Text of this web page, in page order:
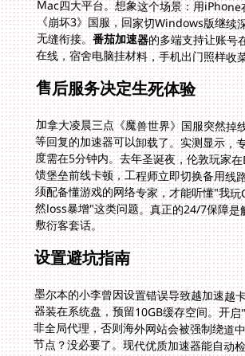
无缝衔接。番茄加速器的多端支持让账号
在线，宿舍电脑挂材料，手机出门照样收
售后服务决定生死体验
加拿大凌晨三点《魔兽世界》国服突然掉
等回复的加速器可以卸载了。实测显示，
度需在5分钟内。去年圣诞夜，伦敦玩
馈堡垒前线卡顿，工程师立即切换备用线
须配备懂游戏的网络专家，才能听懂"我玩
然loss暴增"这类问题。真正的24/7保障
敷衍客套话。
设置避坑指南
墨尔本的小李曾因设置错误导致越加速越
器装在系统盘，预留10GB缓存空间。开
非全局代理，否则海外网站会被强制绕道
节点？没必要了。现代优质加速器能自动
成都的最短路径，比手动切换快3倍响应